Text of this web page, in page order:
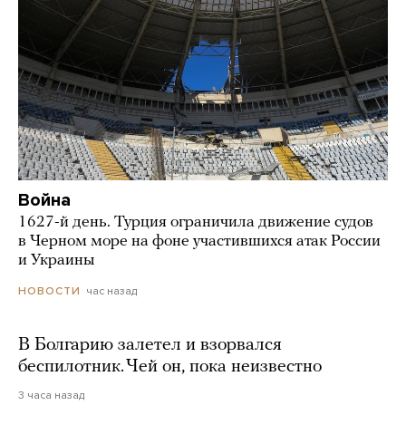
Война
1627-й день. Турция ограничила движение судов
в Черном море на фоне участившихся атак России
и Украины
НОВОСТИ час назад
В Болгарию залетел и взорвался
беспилотник. Чей он, пока неизвестно
3 часа назад